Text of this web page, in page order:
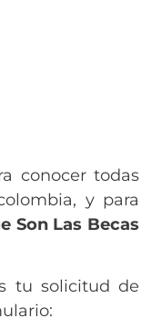
conocer todas
y para
Son Las Becas
tu solicitud de